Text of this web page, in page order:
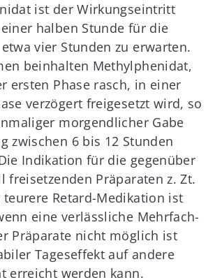
ist der Wirkungseintritt
halben Stunde für die
vier Stunden zu erwarten.
beinhalten Methylphenidat,
ersten Phase rasch, in einer
verzögert freigesetzt wird, so
morgendlicher Gabe
zwischen 6 bis 12 Stunden
Indikation für die gegenüber
freisetzenden Präparaten z. Zt.
Retard-Medikation ist
eine verlässliche Mehrfach-
Präparate nicht möglich ist
Tageseffekt auf andere
erreicht werden kann.